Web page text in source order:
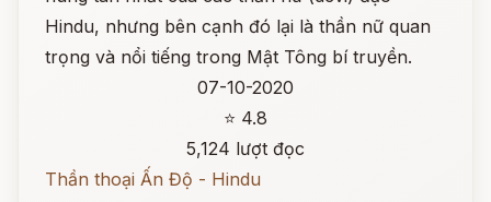
Hindu, nhưng bên cạnh đó lại là thần nữ quan
trọng và nổi tiếng trong Mật Tông bí truyền.
07-10-2020
⭐ 4.8
5,124 lượt đọc
Thần thoại Ấn Độ - Hindu